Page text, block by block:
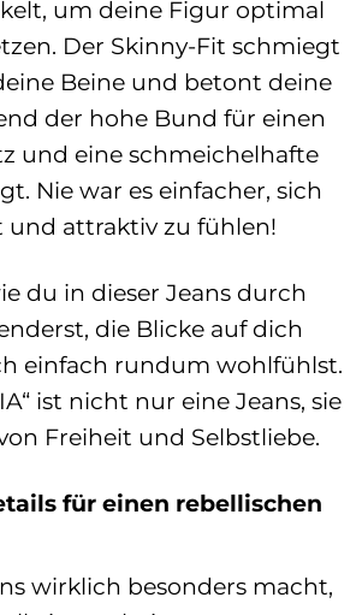
um deine Figur optimal
Der Skinny-Fit schmiegt
Beine und betont deine
der hohe Bund für einen
und eine schmeichelhafte
Nie war es einfacher, sich
und attraktiv zu fühlen!
du in dieser Jeans durch
die Blicke auf dich
einfach rundum wohlfühlst.
ist nicht nur eine Jeans, sie
Freiheit und Selbstliebe.
für einen rebellischen
wirklich besonders macht,